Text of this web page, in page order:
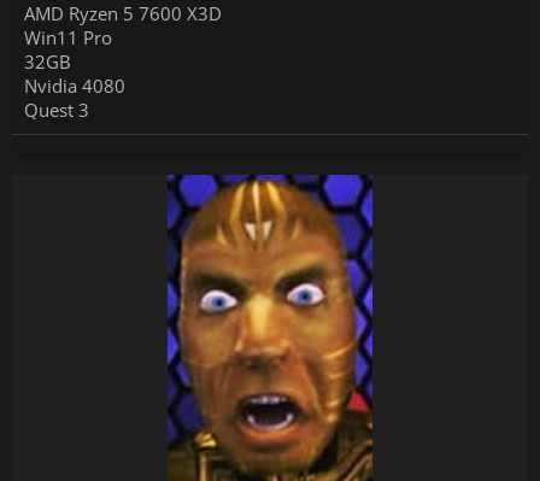
AMD Ryzen 5 7600 X3D
Win11 Pro
32GB
Nvidia 4080
Quest 3